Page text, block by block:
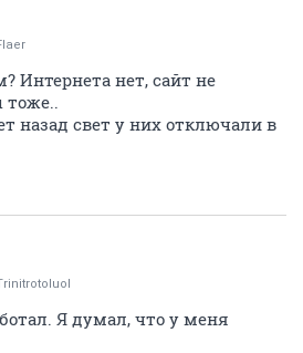
Интернета нет, сайт не
тоже..
назад свет у них отключали в
Я думал, что у меня